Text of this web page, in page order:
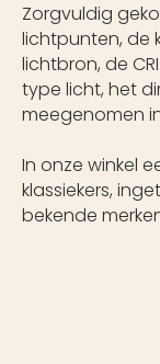
Zorgvuldig
lichtpunten, de
lichtbron, de
type licht, het
meegenomen
In onze winkel
klassiekers,
bekende